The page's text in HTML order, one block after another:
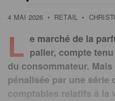
4 MAI 2026 • RETAIL •
L e marché de la
palier, compte
du consommateur.
pénalisée par une série
comptables relatifs à la